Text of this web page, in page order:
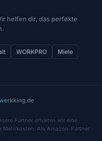
helfen dir, das perfekte
WORKPRO
Miele
Partner erhalten wir eine
Mehrkosten. Als Amazon-Partner